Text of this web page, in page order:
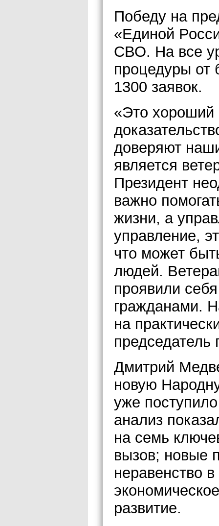
Победу на
«Единой
СВО. На все
процедуры от
1300 заявок.
«Это хороший
доверяют
является
Президент
важно
жизни, а
управление,
что может
людей.
проявили
гражданами.
на
председатель
Дмитрий
новую
уже
анализ
на семь
вызов; новые
неравенство
развитие.